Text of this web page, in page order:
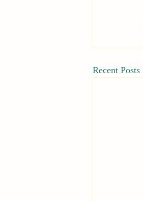
Recent Posts